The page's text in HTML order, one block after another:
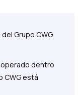
Grupo CWG
dentro
CWG está